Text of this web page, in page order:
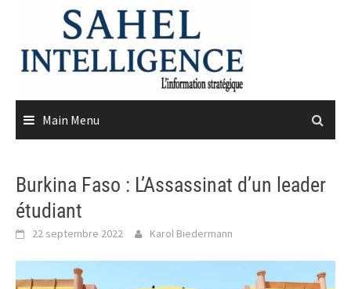
content
Main Menu
Burkina Faso : L’Assassinat d’un leader
étudiant
22 septembre 2022 Karol Biedermann